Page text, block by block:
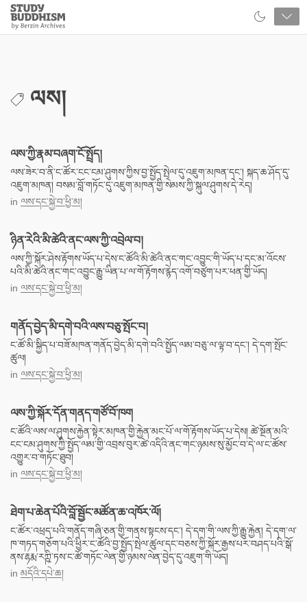
Close
Study
Buddhism
ལས།
ལས་ཀྱི་རྣམ་བཞག་ངོ་སྤྲོད།
ལས་ཟེར་བ་ནི་ང་ཚོར་ངང་ངམ་ཤུགས་ཀྱིས་བྱ་སྤྱོད་སྤེལ་དུ་འཇུག་མཁན་དང་། སྐད་ཆ་ཤོད་དུ་
འཇུག་མཁན། བསམ་བློ་གཏོང་དུ་འཇུག་མཁན་གྱི་སེམས་ཀྱི་སྐུལ་ཤུགས་དེ་རེད།
in ལས་དང་སྐྱེ་བ་ཕྱི་མ།
ཉིན་རེའི་མི་ཚེའི་ནང་ལས་ཀྱི་འབྲེལ་བ།
ལས་ཀྱི་སྐོར་ཤེས་རྟོགས་ཡོད་པ་དེས་ང་ཚོའི་མི་ཚེའི་ནང་གང་འབྱུང་གི་ཡོད་པ་དང་མ་འོངས་
པའི་མི་ཚེའི་ནང་གང་འབྱུང་རྒྱུ་ཡིན་པ་ལ་གོ་རྟོགས་རྙེད་འགོ་བཙུག་པར་ཕན་གྱི་ཡོད།
in ལས་དང་སྐྱེ་བ་ཕྱི་མ།
གནོད་བྱེད་མི་དགེ་བའི་ལས་བཅུ་སྤོང་བ།
ང་ཚོ་མི་སྐྱིད་པ་བཟོ་མཁན་གནོད་བྱེད་མི་དགེ་བའི་སྤྱོད་ལམ་བཅུ་ལ་ལྟ་བ་དང་། དེ་དག་སྤོང་
ཚུལ།
in ལས་དང་སྐྱེ་བ་ཕྱི་མ།
ལས་ཀྱི་སྐོར་དོན་གནད་གཙོ་བོ་ཁག
ང་ཚོའི་ལས་ལ་ཤུགས་རྐྱེན་སྟེར་མཁན་གྱི་རྐྱེན་མང་པོ་ལ་གོ་རྟོགས་ཡོད་པ་དེས། ཚེ་སྔོན་མའི་
ངང་ངམ་ཤུགས་ཀྱི་སྤྱོད་ལམ་གྱི་འབྲས་བུར་ཚེ་འདིའི་ནང་གང་ཉམས་སུ་མྱོང་བ་དེ་ལ་ང་ཚོས་
འགྱུར་བ་གཏོང་ཐུབ།
in ལས་དང་སྐྱེ་བ་ཕྱི་མ།
ཐེག་པ་ཆེན་པོའི་བློ་སྦྱོང་མཚོན་ཆ་འཁོར་ལོ།
ང་ཚོར་འཕྲད་པའི་གནོད་གཞི་ཅན་གྱི་གནས་སྟངས་དང་། དེ་དག་གི་ལས་ཀྱི་རྒྱུ་རྐྱེན། དེ་དག་ལ་
ཁ་གཏད་གཅོག་པའི་ཕྱིར་ང་ཚོའི་བྱ་སྤྱོད་སྤེལ་ཚུལ་དང་བཅས་ཀྱི་སྐོར་རྒྱས་པར་བཤད་པའི་སྒོ་
ནས་རྷརྨ་རཀྵི་ཏས་ང་ཚོ་གཏོང་ལེན་གྱི་ཉམས་ལེན་བྱེད་དུ་འཇུག་གི་ཡོད།
in མདོའི་དཔེ་ཆ།